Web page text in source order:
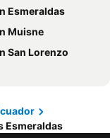
Esmeraldas
Muisne
San Lorenzo
Esmeraldas